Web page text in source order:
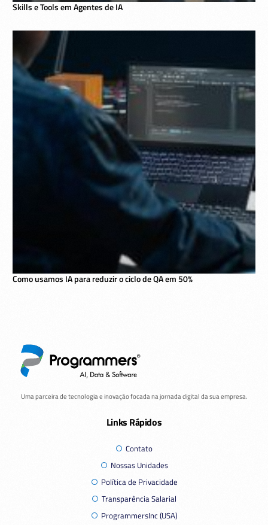
Skills e Tools em Agentes de IA
Como usamos IA para reduzir o ciclo de QA em 50%
Uma parceira de tecnologia e inovação focada na jornada digital da sua empresa.
Links Rápidos
Contato
Nossas Unidades
Política de Privacidade
Transparência Salarial
ProgrammersInc (USA)